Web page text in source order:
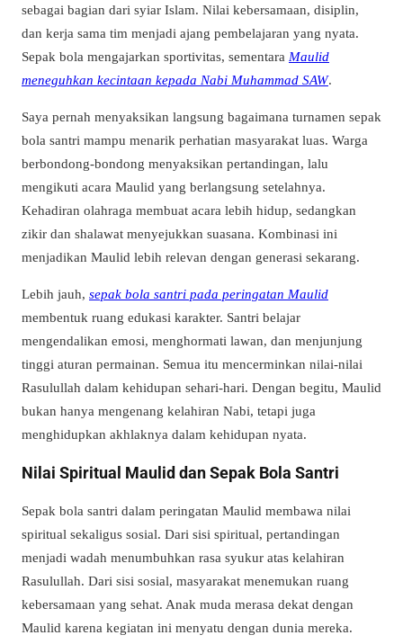
sebagai bagian dari syiar Islam. Nilai kebersamaan, disiplin,
dan kerja sama tim menjadi ajang pembelajaran yang nyata.
Sepak bola mengajarkan sportivitas, sementara Maulid
meneguhkan kecintaan kepada Nabi Muhammad SAW.
Saya pernah menyaksikan langsung bagaimana turnamen sepak
bola santri mampu menarik perhatian masyarakat luas. Warga
berbondong-bondong menyaksikan pertandingan, lalu
mengikuti acara Maulid yang berlangsung setelahnya.
Kehadiran olahraga membuat acara lebih hidup, sedangkan
zikir dan shalawat menyejukkan suasana. Kombinasi ini
menjadikan Maulid lebih relevan dengan generasi sekarang.
Lebih jauh, sepak bola santri pada peringatan Maulid
membentuk ruang edukasi karakter. Santri belajar
mengendalikan emosi, menghormati lawan, dan menjunjung
tinggi aturan permainan. Semua itu mencerminkan nilai-nilai
Rasulullah dalam kehidupan sehari-hari. Dengan begitu, Maulid
bukan hanya mengenang kelahiran Nabi, tetapi juga
menghidupkan akhlaknya dalam kehidupan nyata.
Nilai Spiritual Maulid dan Sepak Bola Santri
Sepak bola santri dalam peringatan Maulid membawa nilai
spiritual sekaligus sosial. Dari sisi spiritual, pertandingan
menjadi wadah menumbuhkan rasa syukur atas kelahiran
Rasulullah. Dari sisi sosial, masyarakat menemukan ruang
kebersamaan yang sehat. Anak muda merasa dekat dengan
Maulid karena kegiatan ini menyatu dengan dunia mereka.